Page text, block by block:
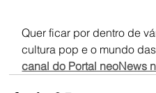
Quer ficar por dentro de
cultura pop e o mundo
canal do Portal neoNews